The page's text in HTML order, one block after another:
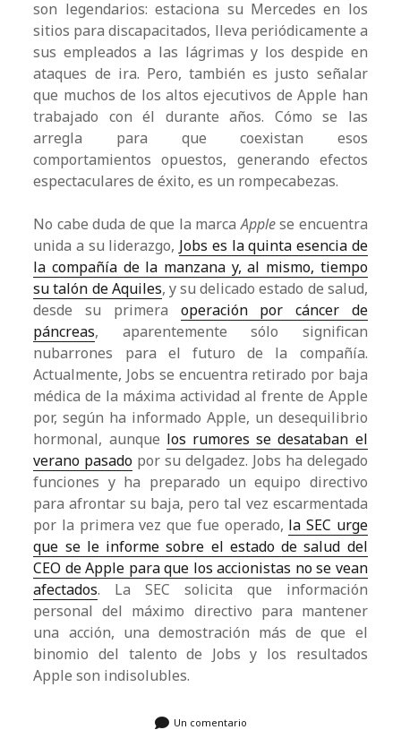
son legendarios: estaciona su Mercedes en los
sitios para discapacitados, lleva periódicamente a
sus empleados a las lágrimas y los despide en
ataques de ira. Pero, también es justo señalar
que muchos de los altos ejecutivos de Apple han
trabajado con él durante años. Cómo se las
arregla para que coexistan esos
comportamientos opuestos, generando efectos
espectaculares de éxito, es un rompecabezas.
No cabe duda de que la marcaApplese encuentra
unida a su liderazgo, Jobs es la quinta esencia de
la compañía de la manzana y, al mismo, tiempo
su talón de Aquiles, y su delicado estado de salud,
desde su primera operación por cáncer de
páncreas, aparentemente sólo significan
nubarrones para el futuro de la compañía.
Actualmente, Jobs se encuentra retirado por baja
médica de la máxima actividad al frente de Apple
por, según ha informado Apple, un desequilibrio
hormonal, aunque los rumores se desataban el
verano pasado por su delgadez. Jobs ha delegado
funciones y ha preparado un equipo directivo
para afrontar su baja, pero tal vez escarmentada
por la primera vez que fue operado, la SEC urge
que se le informe sobre el estado de salud del
CEO de Apple para que los accionistas no se vean
afectados. La SEC solicita que información
personal del máximo directivo para mantener
una acción, una demostración más de que el
binomio del talento de Jobs y los resultados
Apple son indisolubles.
Un comentario